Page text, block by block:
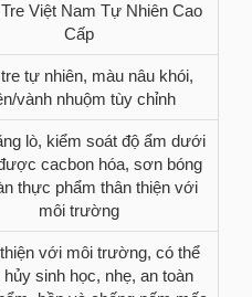
Việt Nam Tự Nhiên Cao
Cấp
tự nhiên, màu nâu khói,
vành nhuộm tùy chỉnh
lò, kiểm soát độ ẩm dưới
cacbon hóa, sơn bóng
thực phẩm thân thiện với
môi trường
với môi trường, có thể
hủy sinh học, nhẹ, an toàn